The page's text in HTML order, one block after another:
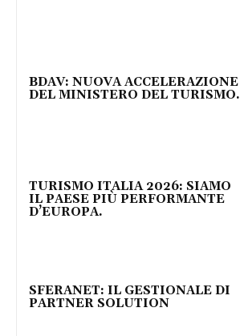
BDAV: NUOVA ACCELERAZIONE
DEL MINISTERO DEL TURISMO.
TURISMO ITALIA 2026: SIAMO
IL PAESE PIÙ PERFORMANTE
D’EUROPA.
SFERANET: IL GESTIONALE DI
PARTNER SOLUTION